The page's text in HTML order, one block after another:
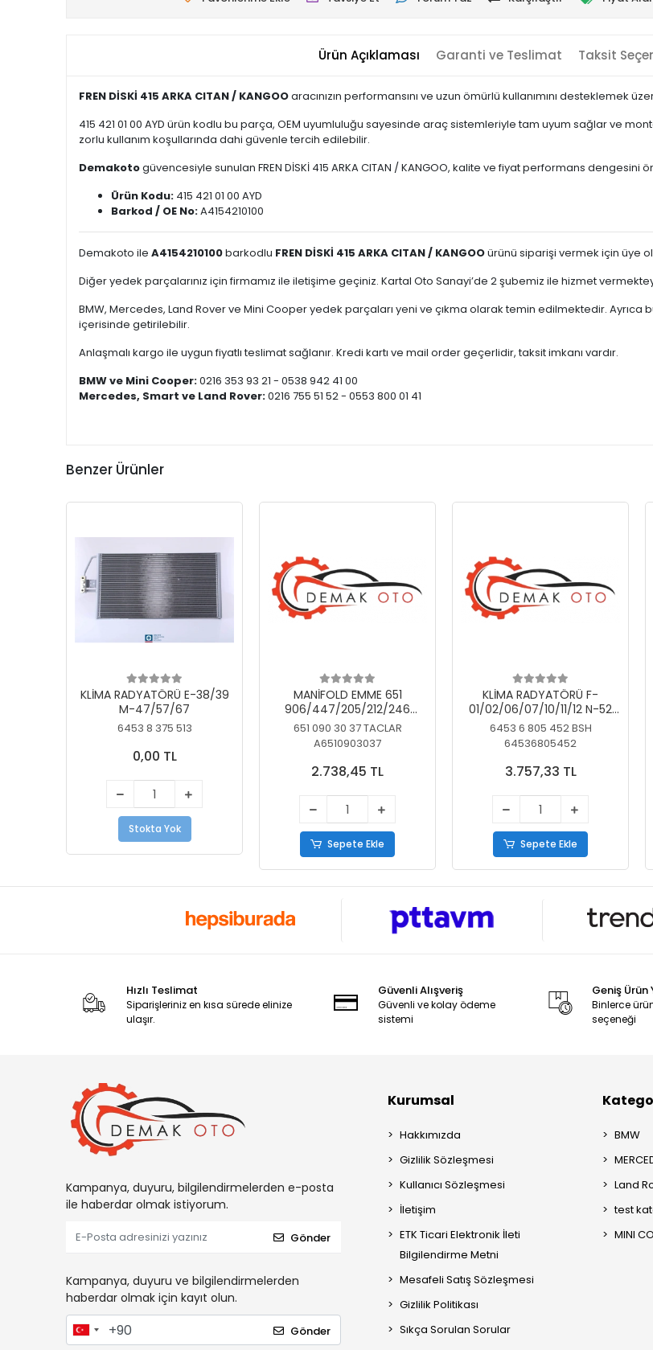
Ürün Açıklaması Garanti ve Teslimat Taksit
FREN DİSKİ 415 ARKA CITAN / KANGOOaracınızın performansını ve uzun ömürlü kullanımını desteklemek
415 421 01 00 AYD ürün kodlu bu parça, OEM uyumluluğu sayesinde araç sistemleriyle tam uyum sağlar ve
zorlu kullanım koşullarında dahi güvenle tercih edilebilir.
Demakotogüvencesiyle sunulan FREN DİSKİ 415 ARKA CITAN / KANGOO, kalite ve fiyat performans
Ürün Kodu: 415 421 01 00 AYD
Barkod / OE No:A4154210100
Demakoto ile A4154210100barkodlu FREN DİSKİ 415 ARKA CITAN / KANGOOürünü siparişi vermek için üye
Diğer yedek parçalarınız için firmamız ile iletişime geçiniz. Kartal Oto Sanayi’de 2 şubemiz ile hizmet
BMW, Mercedes, Land Rover ve Mini Cooper yedek parçaları yeni ve çıkma olarak temin edilmektedir.
içerisinde getirilebilir.
Anlaşmalı kargo ile uygun fiyatlı teslimat sağlanır. Kredi kartı ve mail order geçerlidir, taksit imkanı vardır.
BMW ve Mini Cooper:0216 353 93 21 - 0538 942 41 00
Mercedes, Smart ve Land Rover:0216 755 51 52 - 0553 800 01 41
Benzer Ürünler
KLİMA RADYATÖRÜ E-38/39
M-47/57/67
6453 8 375 513
0,00 TL
Stokta Yok
MANİFOLD EMME 651
906/447/205/212/246
KELEBEKSİZ
651 090 30 37 TACLAR
A6510903037
2.738,45 TL
Sepete Ekle
KLİMA RADYATÖRÜ F-
01/02/06/07/10/11/12 N-52
N/N-53/57/63
6453 6 805 452 BSH
64536805452
3.757,33 TL
Sepete Ekle
Hızlı Teslimat
Siparişleriniz en kısa sürede elinize
ulaşır.
Güvenli Alışveriş
Güvenli ve kolay ödeme
sistemi
Geniş
Binlerce
seçeneği
Kampanya, duyuru, bilgilendirmelerden e-posta
ile haberdar olmak istiyorum.
Gönder
Kampanya, duyuru ve bilgilendirmelerden
haberdar olmak için kayıt olun.
Gönder
Kurumsal
Hakkımızda
Gizlilik Sözleşmesi
Kullanıcı Sözleşmesi
İletişim
ETK Ticari Elektronik İleti
Bilgilendirme Metni
Mesafeli Satış Sözleşmesi
Gizlilik Politikası
Sıkça Sorulan Sorular
BMW
Land
test
MINI